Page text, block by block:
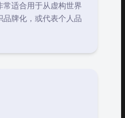
常适合用于从虚构世界
品牌化，或代表个人品